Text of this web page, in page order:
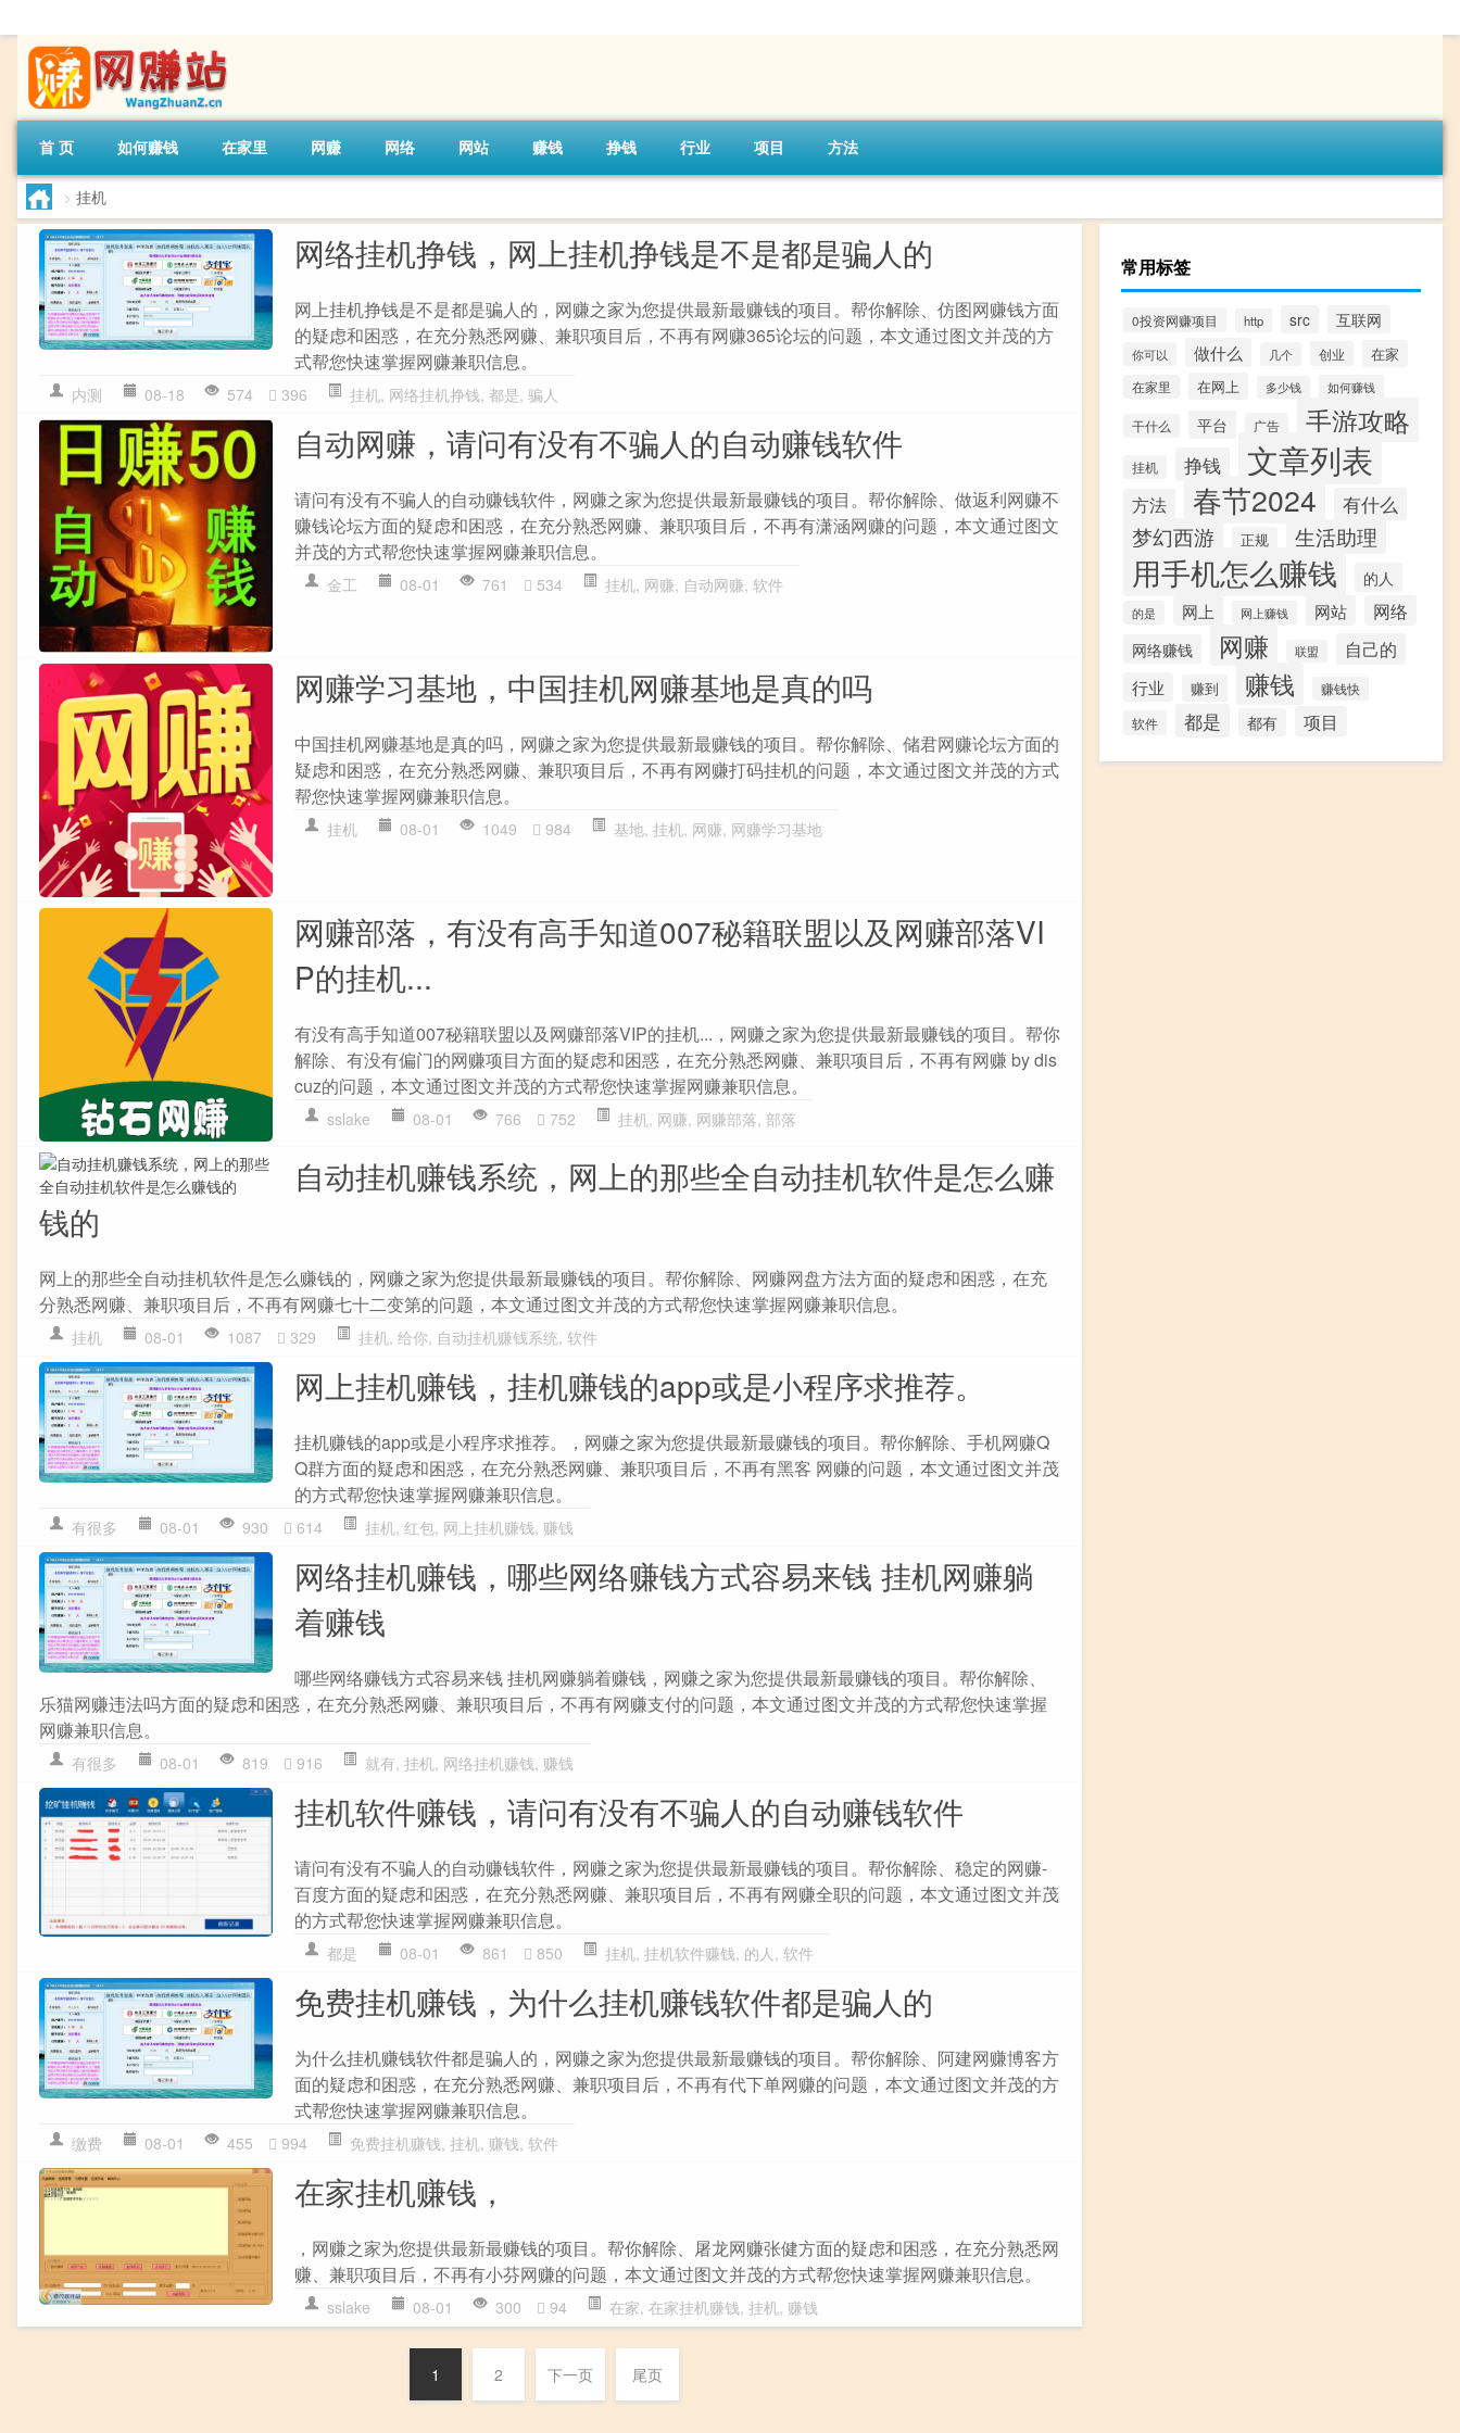
首 页 如何赚钱 在家里 网赚 网络 网站 赚钱 挣钱 行业 项目 方法
> 挂机
网络挂机挣钱，网上挂机挣钱是不是都是骗人的
网上挂机挣钱是不是都是骗人的，网赚之家为您提供最新最赚钱的项目。帮你解除、仿图网赚钱方面
的疑虑和困惑，在充分熟悉网赚、兼职项目后，不再有网赚365论坛的问题，本文通过图文并茂的方
式帮您快速掌握网赚兼职信息。
内测 08-18 574 396 挂机, 网络挂机挣钱, 都是, 骗人
自动网赚，请问有没有不骗人的自动赚钱软件
请问有没有不骗人的自动赚钱软件，网赚之家为您提供最新最赚钱的项目。帮你解除、做返利网赚不
赚钱论坛方面的疑虑和困惑，在充分熟悉网赚、兼职项目后，不再有潇涵网赚的问题，本文通过图文
并茂的方式帮您快速掌握网赚兼职信息。
金工 08-01 761 534 挂机, 网赚, 自动网赚, 软件
网赚学习基地，中国挂机网赚基地是真的吗
中国挂机网赚基地是真的吗，网赚之家为您提供最新最赚钱的项目。帮你解除、储君网赚论坛方面的
疑虑和困惑，在充分熟悉网赚、兼职项目后，不再有网赚打码挂机的问题，本文通过图文并茂的方式
帮您快速掌握网赚兼职信息。
挂机 08-01 1049 984 基地, 挂机, 网赚, 网赚学习基地
网赚部落，有没有高手知道007秘籍联盟以及网赚部落VI
P的挂机...
有没有高手知道007秘籍联盟以及网赚部落VIP的挂机...，网赚之家为您提供最新最赚钱的项目。帮你
解除、有没有偏门的网赚项目方面的疑虑和困惑，在充分熟悉网赚、兼职项目后，不再有网赚 by dis
cuz的问题，本文通过图文并茂的方式帮您快速掌握网赚兼职信息。
sslake 08-01 766 752 挂机, 网赚, 网赚部落, 部落
自动挂机赚钱系统，网上的那些全自动挂机软件是怎么赚
钱的
网上的那些全自动挂机软件是怎么赚钱的，网赚之家为您提供最新最赚钱的项目。帮你解除、网赚网盘方法方面的疑虑和困惑，在充
分熟悉网赚、兼职项目后，不再有网赚七十二变第的问题，本文通过图文并茂的方式帮您快速掌握网赚兼职信息。
挂机 08-01 1087 329 挂机, 给你, 自动挂机赚钱系统, 软件
网上挂机赚钱，挂机赚钱的app或是小程序求推荐。
挂机赚钱的app或是小程序求推荐。，网赚之家为您提供最新最赚钱的项目。帮你解除、手机网赚Q
Q群方面的疑虑和困惑，在充分熟悉网赚、兼职项目后，不再有黑客 网赚的问题，本文通过图文并茂
的方式帮您快速掌握网赚兼职信息。
有很多 08-01 930 614 挂机, 红包, 网上挂机赚钱, 赚钱
网络挂机赚钱，哪些网络赚钱方式容易来钱 挂机网赚躺
着赚钱
哪些网络赚钱方式容易来钱 挂机网赚躺着赚钱，网赚之家为您提供最新最赚钱的项目。帮你解除、
乐猫网赚违法吗方面的疑虑和困惑，在充分熟悉网赚、兼职项目后，不再有网赚支付的问题，本文通过图文并茂的方式帮您快速掌握
网赚兼职信息。
有很多 08-01 819 916 就有, 挂机, 网络挂机赚钱, 赚钱
挂机软件赚钱，请问有没有不骗人的自动赚钱软件
请问有没有不骗人的自动赚钱软件，网赚之家为您提供最新最赚钱的项目。帮你解除、稳定的网赚-
百度方面的疑虑和困惑，在充分熟悉网赚、兼职项目后，不再有网赚全职的问题，本文通过图文并茂
的方式帮您快速掌握网赚兼职信息。
都是 08-01 861 850 挂机, 挂机软件赚钱, 的人 , 软件
免费挂机赚钱，为什么挂机赚钱软件都是骗人的
为什么挂机赚钱软件都是骗人的，网赚之家为您提供最新最赚钱的项目。帮你解除、阿建网赚博客方
面的疑虑和困惑，在充分熟悉网赚、兼职项目后，不再有代下单网赚的问题，本文通过图文并茂的方
式帮您快速掌握网赚兼职信息。
缴费 08-01 455 994 免费挂机赚钱, 挂机, 赚钱, 软件
在家挂机赚钱，
，网赚之家为您提供最新最赚钱的项目。帮你解除、屠龙网赚张健方面的疑虑和困惑，在充分熟悉网
赚、兼职项目后，不再有小芬网赚的问题，本文通过图文并茂的方式帮您快速掌握网赚兼职信息。
sslake 08-01 300 94 在家, 在家挂机赚钱, 挂机, 赚钱
1 2 下一页 尾页
常用标签
0投资网赚项目 http src 互联网
你可以 做什么 几个 创业 在家
在家里 在网上 多少钱 如何赚钱
干什么 平台 广告 手游攻略
挂机 挣钱 文章列表
方法 春节2024 有什么
梦幻西游 正规 生活助理
用手机怎么赚钱 的人
的是 网上 网上赚钱 网站 网络
网络赚钱 网赚 联盟 自己的
行业 赚到 赚钱 赚钱快
软件 都是 都有 项目